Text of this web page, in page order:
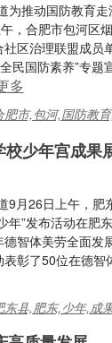
为推动国防教育
，合肥市包河区
区治理联盟成员
民国防素养”专
多
肥市,包河,国防教
少年宫成果
9月26日上午，肥
年”发布活动在肥
智体美劳全面发
彰了50位在德智
东县,肥东,少年,成